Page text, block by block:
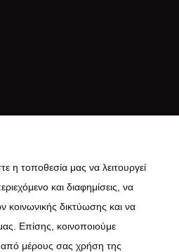
η τοποθεσία μας να λειτουργεί
και διαφημίσεις, να
κοινωνικής δικτύωσης και να
Επίσης, κοινοποιούμε
από μέρους σας χρήση της